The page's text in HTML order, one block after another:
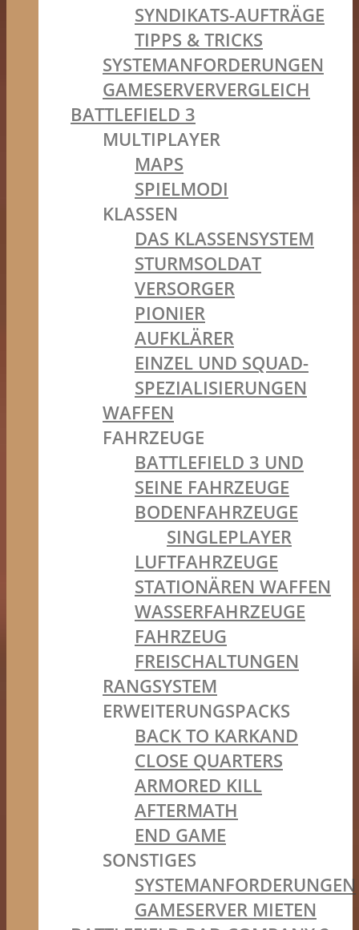
SYNDIKATS-AUFTRÄGE
TIPPS & TRICKS
SYSTEMANFORDERUNGEN
GAMESERVERVERGLEICH
BATTLEFIELD 3
MULTIPLAYER
MAPS
SPIELMODI
KLASSEN
DAS KLASSENSYSTEM
STURMSOLDAT
VERSORGER
PIONIER
AUFKLÄRER
EINZEL UND SQUAD-
SPEZIALISIERUNGEN
WAFFEN
FAHRZEUGE
BATTLEFIELD 3 UND
SEINE FAHRZEUGE
BODENFAHRZEUGE
SINGLEPLAYER
LUFTFAHRZEUGE
STATIONÄREN WAFFEN
WASSERFAHRZEUGE
FAHRZEUG
FREISCHALTUNGEN
RANGSYSTEM
ERWEITERUNGSPACKS
BACK TO KARKAND
CLOSE QUARTERS
ARMORED KILL
AFTERMATH
END GAME
SONSTIGES
SYSTEMANFORDERUNGEN
GAMESERVER MIETEN